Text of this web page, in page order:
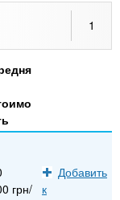
1
грн/
Добавить
к